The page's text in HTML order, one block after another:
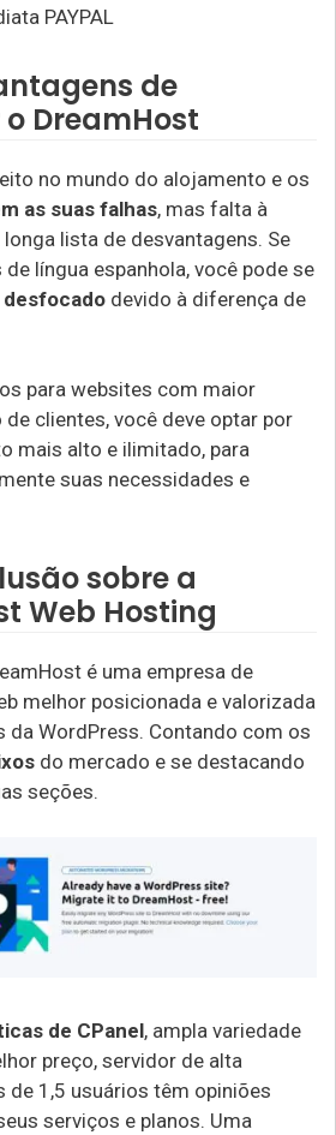
PAYPAL
de
DreamHost
no mundo do alojamento e os
as suas falhas, mas falta à
lista de desvantagens. Se
língua espanhola, você pode se
desfocado devido à diferença de
para websites com maior
de clientes, você deve optar por
mais alto e ilimitado, para
suas necessidades e
sobre a
Web Hosting
é uma empresa de
melhor posicionada e valorizada
da WordPress. Contando com os
do mercado e se destacando
seções.
de CPanel, ampla variedade
preço, servidor de alta
de 1,5 usuários têm opiniões
serviços e planos. Uma